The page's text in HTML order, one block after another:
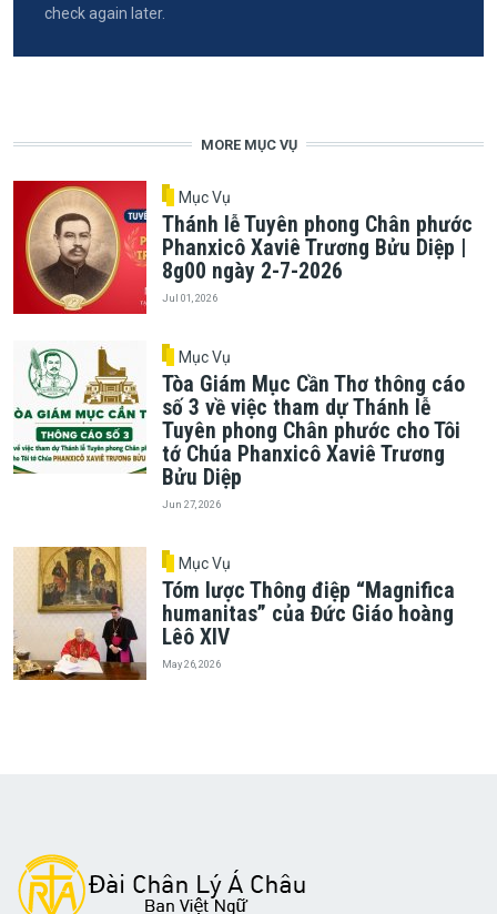
check again later.
MORE MỤC VỤ
Mục Vụ
Thánh lễ Tuyên phong Chân phước
Phanxicô Xaviê Trương Bửu Diệp |
8g00 ngày 2-7-2026
Jul 01, 2026
Mục Vụ
Tòa Giám Mục Cần Thơ thông cáo
số 3 về việc tham dự Thánh lễ
Tuyên phong Chân phước cho Tôi
tớ Chúa Phanxicô Xaviê Trương
Bửu Diệp
Jun 27, 2026
Mục Vụ
Tóm lược Thông điệp “Magnifica
humanitas” của Đức Giáo hoàng
Lêô XIV
May 26, 2026